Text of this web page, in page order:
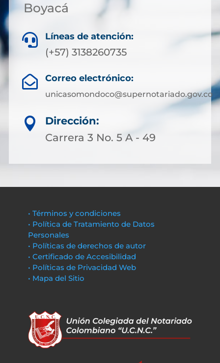
Boyacá
 Líneas de atención:
(+57) 3138260735
 Correo electrónico:
unicasomondoco@supernotariado.gov.co

Dirección:
Carrera 3 No. 5 A - 49
• Términos y condiciones
• Política de Tratamiento de Datos
Personales
• Políticas de derechos de autor
• Certificado de Accesibilidad
• Políticas de Privacidad Web
• Mapa del Sitio